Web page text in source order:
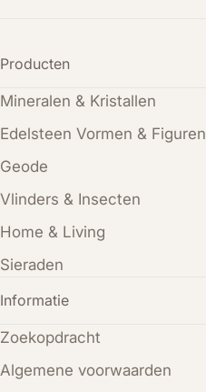
Producten
Mineralen & Kristallen
Edelsteen Vormen & Figuren
Geode
Vlinders & Insecten
Home & Living
Sieraden
Informatie
Zoekopdracht
Algemene voorwaarden